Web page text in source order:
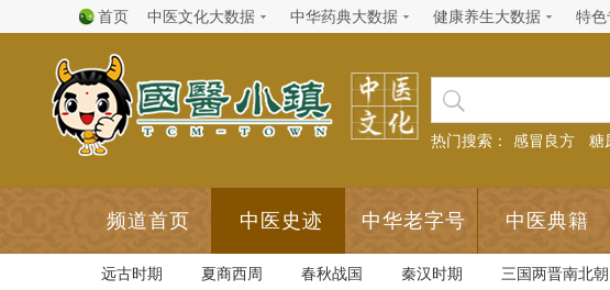
首页 中医文化大数据 中华药典大数据 健康养生大数据 特色
热门搜索： 感冒良方 糖
频道首页 中医史迹 中华老字号 中医典籍
远古时期 夏商西周 春秋战国 秦汉时期 三国两晋南北朝